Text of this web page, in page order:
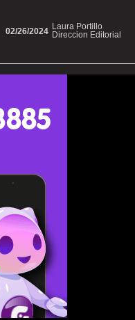
Laura Portillo
Direccion Editorial
02/26/2024